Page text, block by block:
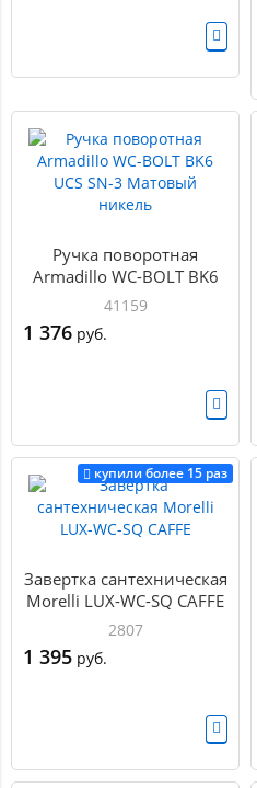
Ручка поворотная
Armadillo WC-BOLT BK6
UCS SN-3 Матовый
41159
1 376 руб.
купили более 15 раз
Завертка сантехническая
Morelli LUX-WC-SQ CAFFE
2807
1 395 руб.